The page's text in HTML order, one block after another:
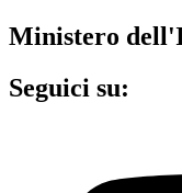
Ministero
Seguici su: